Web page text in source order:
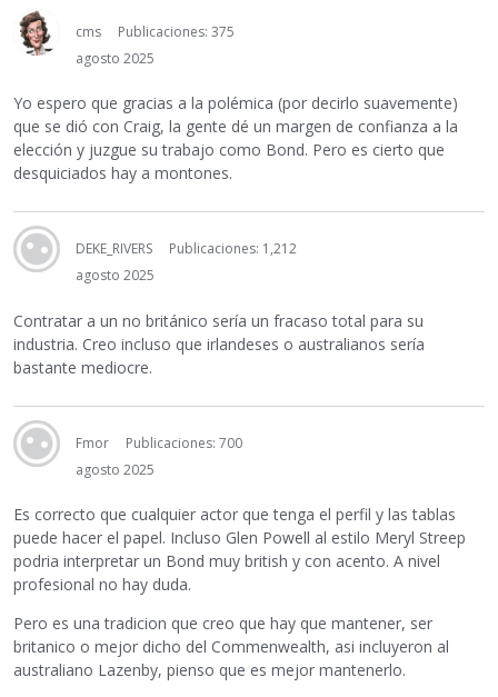
cms
Publicaciones: 375
agosto 2025
Yo espero que gracias a la polémica (por decirlo suavemente)
que se dió con Craig, la gente dé un margen de confianza a la
elección y juzgue su trabajo como Bond. Pero es cierto que
desquiciados hay a montones.
DEKE_RIVERS
Publicaciones: 1,212
agosto 2025
Contratar a un no británico sería un fracaso total para su
industria. Creo incluso que irlandeses o australianos sería
bastante mediocre.
Fmor
Publicaciones: 700
agosto 2025
Es correcto que cualquier actor que tenga el perfil y las tablas
puede hacer el papel. Incluso Glen Powell al estilo Meryl Streep
podria interpretar un Bond muy british y con acento. A nivel
profesional no hay duda.
Pero es una tradicion que creo que hay que mantener, ser
britanico o mejor dicho del Commenwealth, asi incluyeron al
australiano Lazenby, pienso que es mejor mantenerlo.